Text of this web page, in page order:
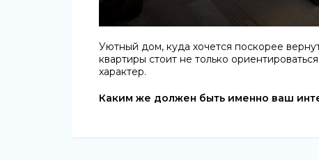
Уютный дом, куда хочется поскорее
квартиры стоит не только
характер.
Каким же должен быть именно ваш